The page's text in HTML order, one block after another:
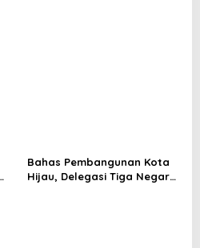
Bahas Pembangunan Kota
Hijau, Delegasi Tiga Negara